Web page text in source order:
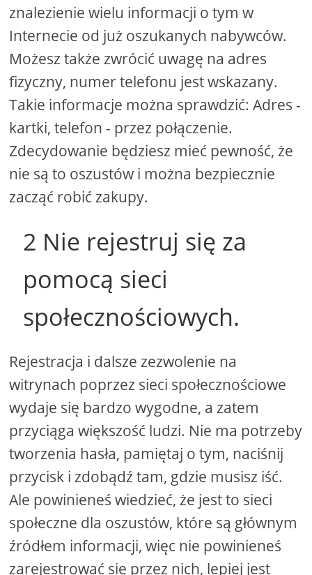
znalezienie wielu informacji o tym w
Internecie od już oszukanych nabywców.
Możesz także zwrócić uwagę na adres
fizyczny, numer telefonu jest wskazany.
Takie informacje można sprawdzić: Adres -
kartki, telefon - przez połączenie.
Zdecydowanie będziesz mieć pewność, że
nie są to oszustów i można bezpiecznie
zacząć robić zakupy.
2 Nie rejestruj się za
pomocą sieci
społecznościowych.
Rejestracja i dalsze zezwolenie na
witrynach poprzez sieci społecznościowe
wydaje się bardzo wygodne, a zatem
przyciąga większość ludzi. Nie ma potrzeby
tworzenia hasła, pamiętaj o tym, naciśnij
przycisk i zdobądź tam, gdzie musisz iść.
Ale powinieneś wiedzieć, że jest to sieci
społeczne dla oszustów, które są głównym
źródłem informacji, więc nie powinieneś
zarejestrować się przez nich, lepiej jest